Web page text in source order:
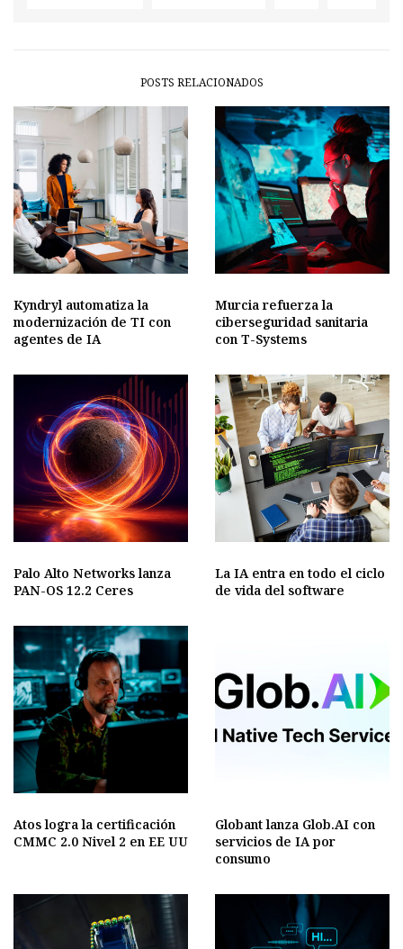
POSTS RELACIONADOS
Kyndryl automatiza la
modernización de TI con
agentes de IA
Murcia refuerza la
ciberseguridad sanitaria
con T-Systems
Palo Alto Networks lanza
PAN-OS 12.2 Ceres
La IA entra en todo el ciclo
de vida del software
Atos logra la certificación
CMMC 2.0 Nivel 2 en EE UU
Globant lanza Glob.AI con
servicios de IA por
consumo